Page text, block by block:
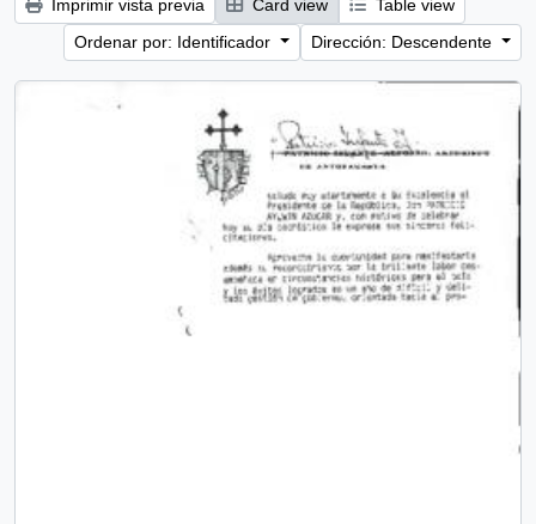
Imprimir vista previa Card view
Table view
Ordenar por: Identificador
Dirección: Descendente